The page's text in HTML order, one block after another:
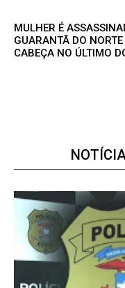
R$100 /
MULHER É
GUARANTÃ DO
CABEÇA NO ÚLTIMO